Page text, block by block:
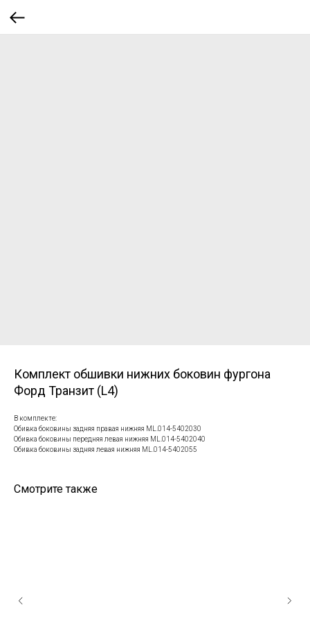
Комплект обшивки нижних боковин фургона
Форд Транзит (L4)
В комплекте:
Обивка боковины задняя правая нижняя ML.014-5402030
Обивка боковины передняя левая нижняя ML.014-5402040
Обивка боковины задняя левая нижняя ML.014-5402055
Смотрите также